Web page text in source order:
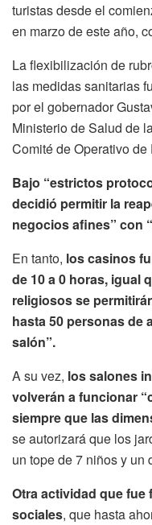
turistas desde el
en marzo de este año,
La flexibilización de
las medidas sanitarias
por el gobernador
Ministerio de Salud de
Comité de Operativo
Bajo “estrictos
decidió permitir la
negocios afines” con
En tanto, los casinos
de 10 a 0 horas, igual
religiosos se
hasta 50 personas de
salón”.
A su vez, los salones
volverán a funcionar
siempre que las
se autorizará que los
un tope de 7 niños y un
Otra actividad que
sociales, que hasta